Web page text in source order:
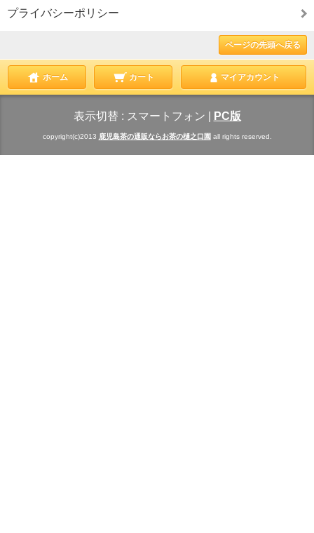
プライバシーポリシー
ページの先頭へ戻る
ホーム カート マイアカウント
表示切替 : スマートフォン PC版
copyright(c)2013 鹿児島茶の通販ならお茶の樋之口園 all rights reserved.